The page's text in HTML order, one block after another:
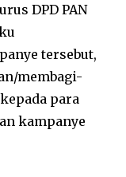
DPD PAN
tersebut,
membagi-
para
kampanye